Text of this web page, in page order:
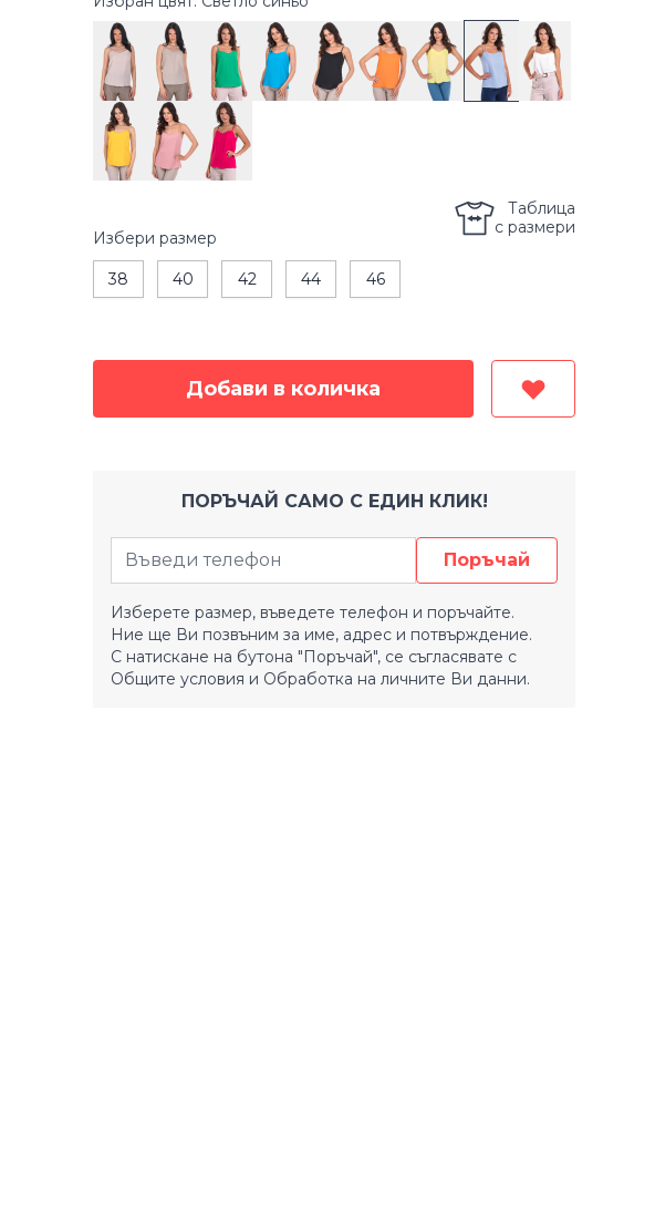
Избери размер
38 40 42 44 46
Таблица
с размери
Добави в количка
ПОРЪЧАЙ САМО С ЕДИН КЛИК!
Поръчай
Изберете размер, въведете телефон и поръчайте.
Ние ще Ви позвъним за име, адрес и потвърждение.
С натискане на бутона "Поръчай", се съгласявате с
Общите условия и Обработка на личните Ви данни.